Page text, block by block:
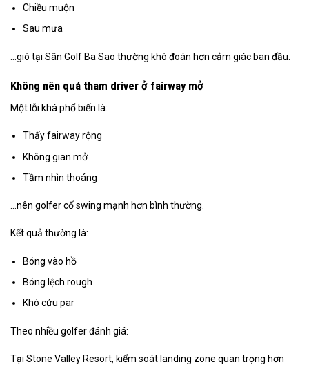
Chiều muộn
Sau mưa
…gió tại Sân Golf Ba Sao thường khó đoán hơn cảm giác ban đầu.
Không nên quá tham driver ở fairway mở
Một lỗi khá phổ biến là:
Thấy fairway rộng
Không gian mở
Tầm nhìn thoáng
…nên golfer cố swing mạnh hơn bình thường.
Kết quả thường là:
Bóng vào hồ
Bóng lệch rough
Khó cứu par
Theo nhiều golfer đánh giá:
Tại Stone Valley Resort, kiểm soát landing zone quan trọng hơn